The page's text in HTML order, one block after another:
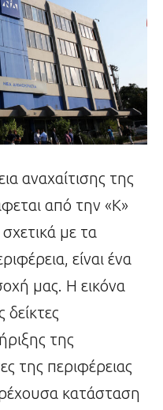
αναχαίτισης της
από την «Κ»
με τα
είναι ένα
μας. Η εικόνα
της
της περιφέρειας
κατάσταση